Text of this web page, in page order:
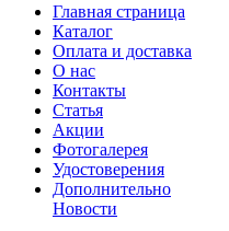
Главная страница
Каталог
Оплата и доставка
О нас
Контакты
Статья
Акции
Фотогалерея
Удостоверения
Дополнительно
Новости